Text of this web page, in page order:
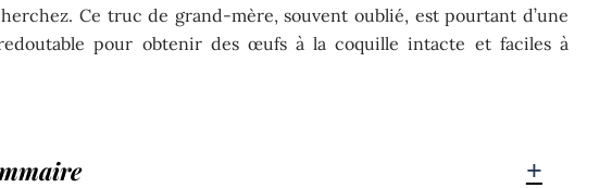
Ce truc de grand-mère, souvent oublié, est pourtant d’une
pour obtenir des œufs à la coquille intacte et faciles à